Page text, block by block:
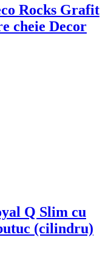
Rocks Grafit
cheie Decor
Q Slim cu
(cilindru)